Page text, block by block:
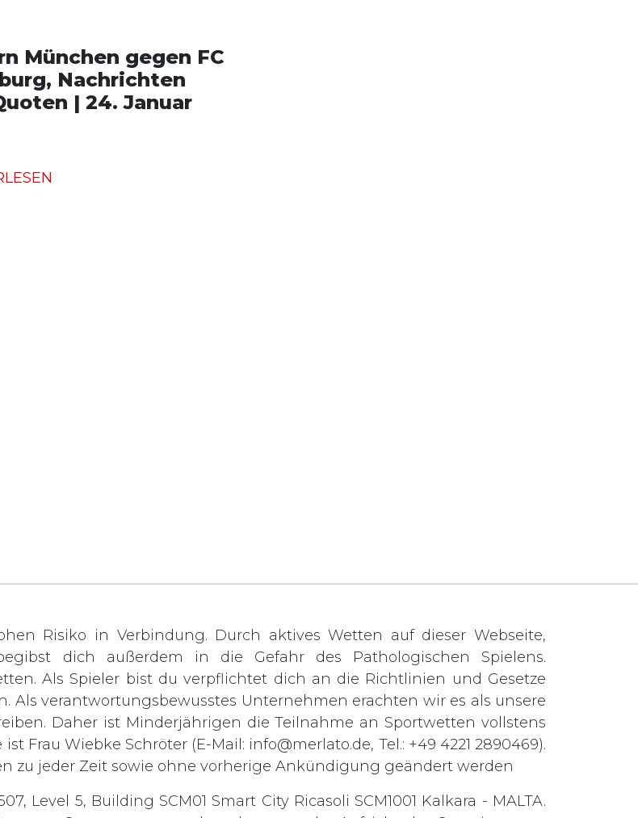
München gegen FC
Nachrichten
| 24. Januar
Risiko in Verbindung. Durch aktives Wetten auf dieser Webseite,
dich außerdem in die Gefahr des Pathologischen Spielens.
Als Spieler bist du verpflichtet dich an die Richtlinien und Gesetze
verantwortungsbewusstes Unternehmen erachten wir es als unsere
Daher ist Minderjährigen die Teilnahme an Sportwetten vollstens
Frau Wiebke Schröter (E-Mail: info@merlato.de, Tel.: +49 4221 2890469).
zu jeder Zeit sowie ohne vorherige Ankündigung geändert werden
Level 5, Building SCM01 Smart City Ricasoli SCM1001 Kalkara - MALTA.